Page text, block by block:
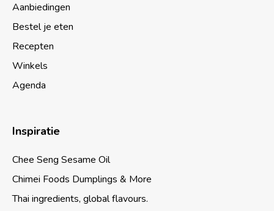
Aanbiedingen
Bestel je eten
Recepten
Winkels
Agenda
Inspiratie
Chee Seng Sesame Oil
Chimei Foods Dumplings & More
Thai ingredients, global flavours.